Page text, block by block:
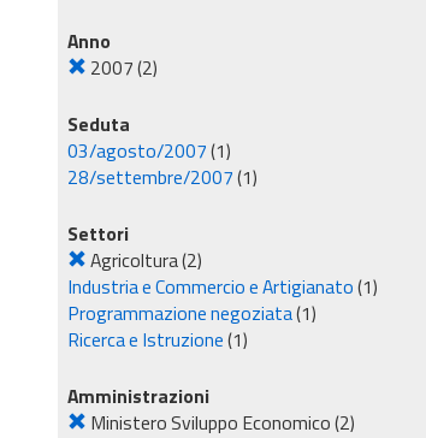
Anno
2007(2)
Seduta
03/agosto/2007(1)
28/settembre/2007(1)
Settori
Agricoltura(2)
Industria e Commercio e Artigianato(1)
Programmazione negoziata(1)
Ricerca e Istruzione(1)
Amministrazioni
Ministero Sviluppo Economico(2)